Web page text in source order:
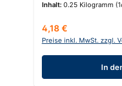
Inhalt: 0.25 Kilogramm
Regulärer Preis:
4,18 €
Preise inkl. MwSt. zzgl.
In